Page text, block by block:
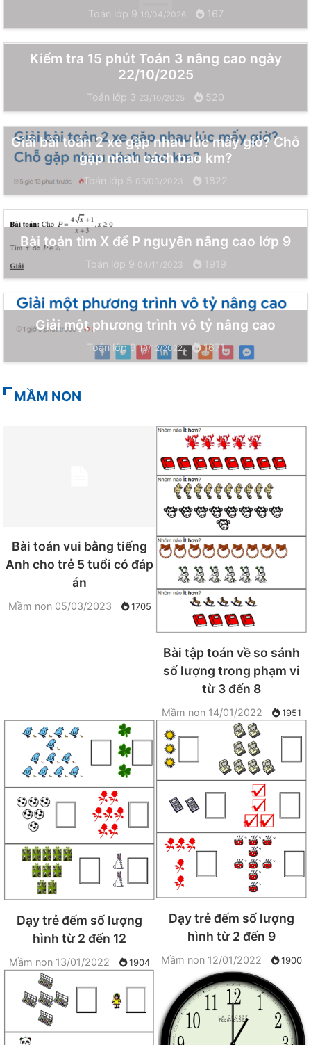
Toán lớp 9 19/04/2026 167
Kiểm tra 15 phút Toán 3 nâng cao ngày
22/10/2025
Toán lớp 3 23/10/2025 520
Giải bài toán 2 xe gặp nhau lúc mấy giờ? Chỗ
gặp nhau cách bao km?
Toán lớp 5 05/03/2023 1822
Bài toán tìm X để P nguyên nâng cao lớp 9
Toán lớp 9 04/11/2023 1919
Giải một phương trình vô tỷ nâng cao
Toán lớp 9 18/12/2022 1671
MẦM NON
Bài toán vui bằng tiếng
Anh cho trẻ 5 tuổi có đáp
án
Mầm non 05/03/2023 1705
Bài tập toán về so sánh
số lượng trong phạm vi
từ 3 đến 8
Mầm non 14/01/2022 1951
Dạy trẻ đếm số lượng
hình từ 2 đến 12
Mầm non 13/01/2022 1904
Dạy trẻ đếm số lượng
hình từ 2 đến 9
Mầm non 12/01/2022 1900